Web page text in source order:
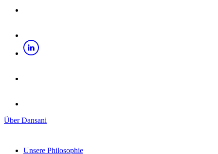
Über Dansani
Unsere Philosophie